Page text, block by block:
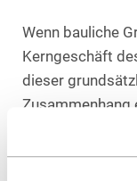
Wenn bauliche
Kerngeschäft
dieser